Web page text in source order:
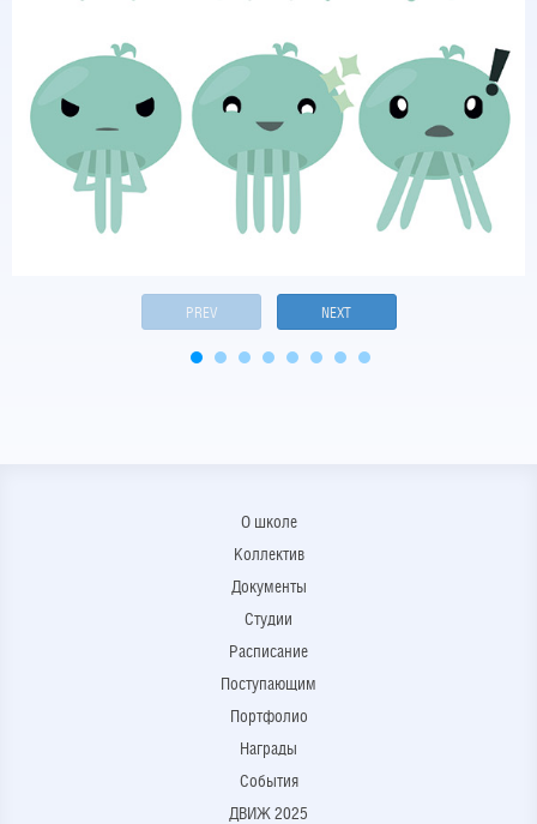
PREV NEXT
О школе
Коллектив
Документы
Студии
Расписание
Поступающим
Портфолио
Награды
События
ДВИЖ 2025